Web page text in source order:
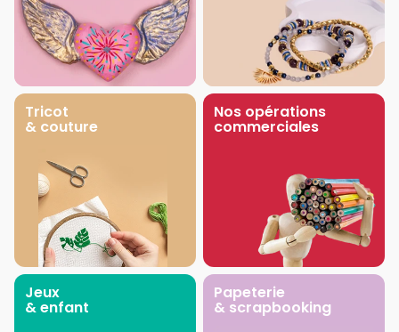
Tricot
& couture
Nos opérations
commerciales
Jeux
& enfant
Papeterie
& scrapbooking